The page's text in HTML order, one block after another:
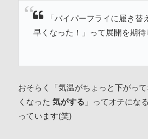
「バイパーフライに履き替
早くなった！」って展開を期待
おそらく「気温がちょっと下がっ
くなった 気がする 」ってオチにな
っています(笑)